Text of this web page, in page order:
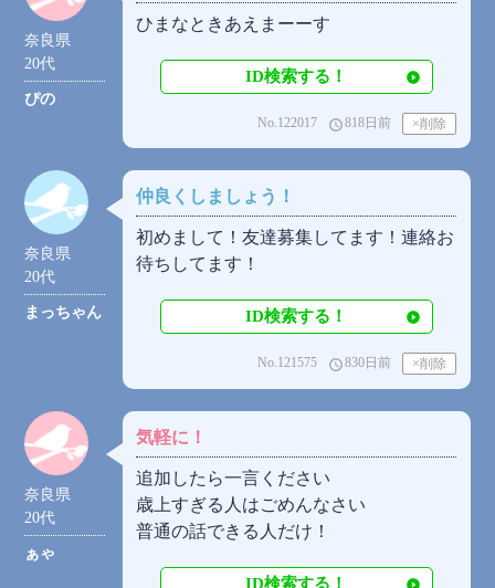
奈良県
20代
ぴの
ひまなときあえまーーす
ID検索する！
access_time818日前
No.122017
奈良県
20代
まっちゃん
仲良くしましょう！
初めまして！友達募集してます！連絡お
待ちしてます！
ID検索する！
access_time830日前
No.121575
奈良県
20代
ぁゃ
気軽に！
追加したら一言ください
歳上すぎる人はごめんなさい
普通の話できる人だけ！
ID検索する！